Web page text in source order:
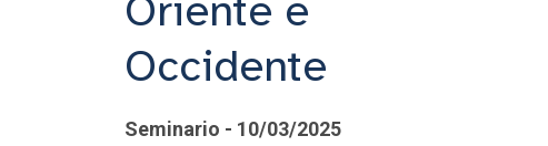
Occidente
Seminario - 10/03/2025